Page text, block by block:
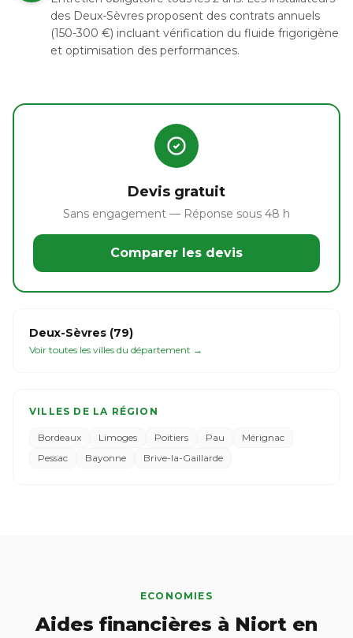
des Deux-Sèvres proposent des contrats annuels
(150-300 €) incluant vérification du fluide frigorigène
et optimisation des performances.
Devis gratuit
Sans engagement — Réponse sous 48 h
Comparer les devis
Deux-Sèvres (79)
Voir toutes les villes du département →
VILLES DE LA RÉGION
Bordeaux Limoges Poitiers Pau
Mérignac
Pessac
Bayonne Brive-la-Gaillarde
ECONOMIES
Aides financières à Niort en